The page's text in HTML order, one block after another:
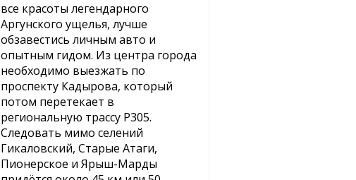
все красоты легендарного
Аргунского ущелья, лучше
обзавестись личным авто и
опытным гидом. Из центра города
необходимо выезжать по
проспекту Кадырова, который
потом перетекает в
региональную трассу Р305.
Следовать мимо селений
Гикаловский, Старые Атаги,
Пионерское и Ярыш-Марды